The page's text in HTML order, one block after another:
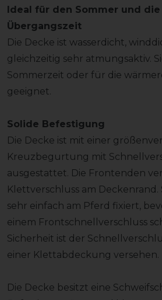
Ideal für den Sommer und
Übergangszeit
Die Decke ist wasserdicht,
gleichzeitig sehr atmungsaktiv.
Sommerzeit oder für die
geeignet.
Solide Befestigung
Die Decke ist mit einer
Kreuzbegurtung mit
ausgestattet. Die Frontenden
Klettverschluss am Deckenrand.
sehr einfach am Pferd fixiert,
einem Frontschnellverschluss
Sicherheit ist der
einer Klettabdeckung versehen.
Die Decke besitzt eine